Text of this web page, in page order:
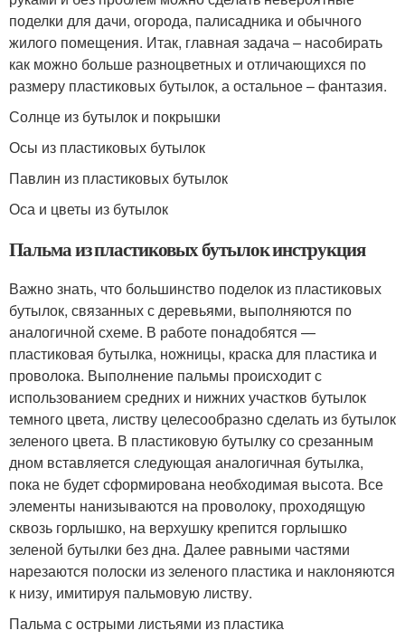
поделки для дачи, огорода, палисадника и обычного
жилого помещения. Итак, главная задача – насобирать
как можно больше разноцветных и отличающихся по
размеру пластиковых бутылок, а остальное – фантазия.
Солнце из бутылок и покрышки
Осы из пластиковых бутылок
Павлин из пластиковых бутылок
Оса и цветы из бутылок
Пальма из пластиковых бутылок инструкция
Важно знать, что большинство поделок из пластиковых
бутылок, связанных с деревьями, выполняются по
аналогичной схеме. В работе понадобятся —
пластиковая бутылка, ножницы, краска для пластика и
проволока. Выполнение пальмы происходит с
использованием средних и нижних участков бутылок
темного цвета, листву целесообразно сделать из бутылок
зеленого цвета. В пластиковую бутылку со срезанным
дном вставляется следующая аналогичная бутылка,
пока не будет сформирована необходимая высота. Все
элементы нанизываются на проволоку, проходящую
сквозь горлышко, на верхушку крепится горлышко
зеленой бутылки без дна. Далее равными частями
нарезаются полоски из зеленого пластика и наклоняются
к низу, имитируя пальмовую листву.
Пальма с острыми листьями из пластика